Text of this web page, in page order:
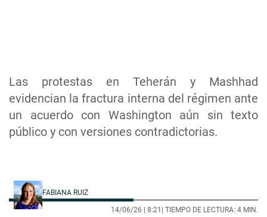
Las protestas en Teherán y Mashhad
evidencian la fractura interna del régimen ante
un acuerdo con Washington aún sin texto
público y con versiones contradictorias.
FABIANA RUIZ
14/06/26 | 8:21 | TIEMPO DE LECTURA: 4 MIN.